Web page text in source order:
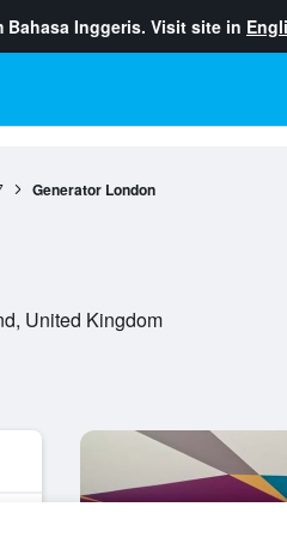
Bahasa Inggeris. Visit site in
Generator London
United Kingdom